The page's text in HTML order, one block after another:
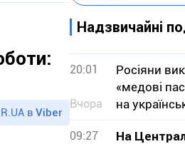
в Viber
Надзвичайні
20:01
Вчора
Росіяни
«медові
на
СБУ
09:27
На